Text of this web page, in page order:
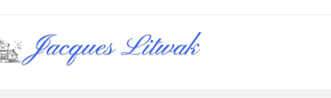
Jacques Litwak